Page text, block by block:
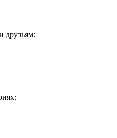
друзьям: